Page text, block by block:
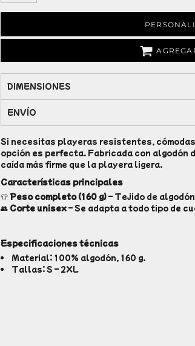
DIMENSIONES
ENVÍO
Si necesitas playeras resistentes,
opción es perfecta. Fabricada con algodón
caída más firme que la playera ligera.
Características principales
👕 Peso completo (160 g)– Tejido de
👥 Corte unisex– Se adapta a todo tipo de
Especificaciones técnicas
Material: 100% algodón, 160 g.
Tallas: S – 2XL